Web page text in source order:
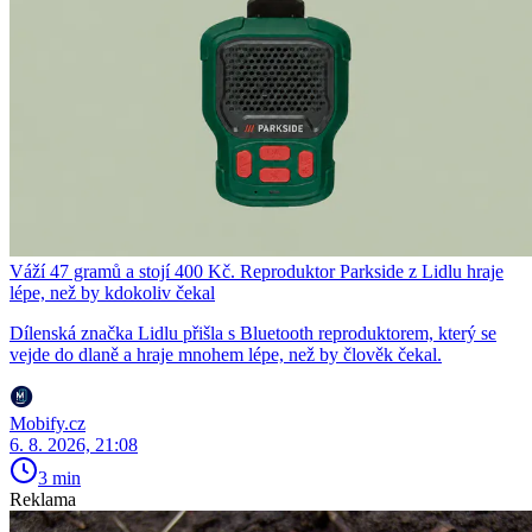
Váží 47 gramů a stojí 400 Kč. Reproduktor Parkside z Lidlu hraje
lépe, než by kdokoliv čekal
Dílenská značka Lidlu přišla s Bluetooth reproduktorem, který se
vejde do dlaně a hraje mnohem lépe, než by člověk čekal.
Mobify.cz
6. 8. 2026, 21:08
3 min
Reklama